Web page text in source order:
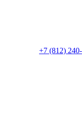
+7 (812)